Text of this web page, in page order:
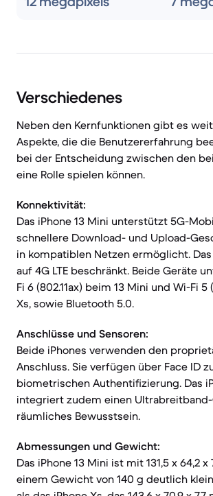
Verschiedenes
Neben den Kernfunktionen gibt es
Aspekte, die die Benutzererfahrung
bei der Entscheidung zwischen den
eine Rolle spielen können.
Konnektivität:
Das iPhone 13 Mini unterstützt 5G-
schnellere Download- und Upload-
in kompatiblen Netzen ermöglicht.
auf 4G LTE beschränkt. Beide Geräte
Fi 6 (802.11ax) beim 13 Mini und Wi-Fi 5
Xs, sowie Bluetooth 5.0.
Anschlüsse und Sensoren:
Beide iPhones verwenden den
Anschluss. Sie verfügen über Face ID
biometrischen Authentifizierung. Das
integriert zudem einen
räumliches Bewusstsein.
Abmessungen und Gewicht:
Das iPhone 13 Mini ist mit 131,5 x 64,2
einem Gewicht von 140 g deutlich